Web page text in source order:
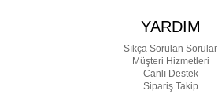
YARDIM
Sıkça Sorulan Sorular
Müşteri Hizmetleri
Canlı Destek
Sipariş Takip